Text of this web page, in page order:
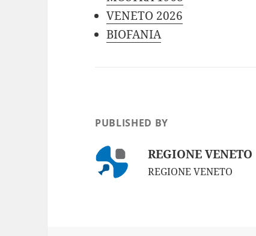
VENETO 2026
BIOFANIA
PUBLISHED BY
REGIONE VENETO
REGIONE VENETO